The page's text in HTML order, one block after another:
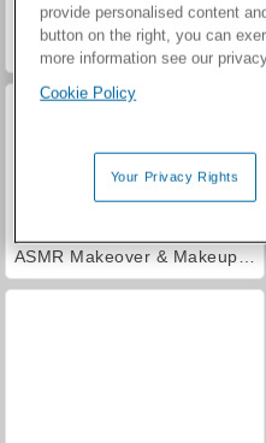
Car Parking City Duel
provide personalised content
button on the right, you can
more information see our
Cookie Policy
Your Privacy Rights